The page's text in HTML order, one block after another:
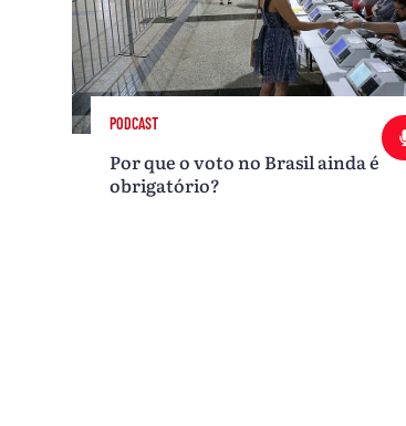
PODCAST
Por que o voto no Brasil ainda é
obrigatório?